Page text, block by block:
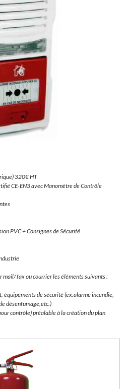
320€ HT
CE-EN3 avec Manomètre de Contrôle
PVC + Consignes de Sécurité
fax ou courrier les éléments suivants :
équipements de sécurité (ex.alarme incendie,
désenfumage,etc.)
contrôle) préalable à la création du plan